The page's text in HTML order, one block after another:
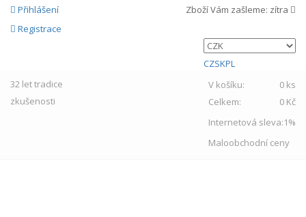
Přihlášení
Registrace
Zboží Vám zašleme: zítra
CZSKPL
32 lettradice
zkušenosti
V košíku:
0 ks
Celkem:
0 Kč
Internetová sleva:1%
Maloobchodní ceny